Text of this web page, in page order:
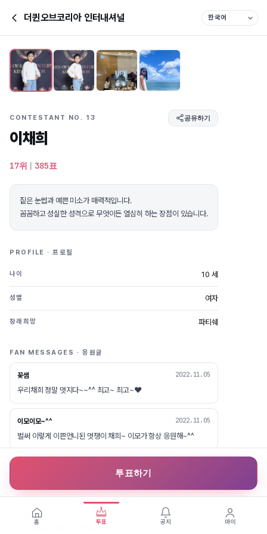
더퀸오브코리아 인터내셔널
CONTESTANT NO. 13 공유하기
이채희
17위 | 385표
짙은 눈썹과 예쁜 미소가 매력적입니다.
꼼꼼하고 성실한 성격으로 무엇이든 열심히 하는 장점이 있습니다.
PROFILE · 프로필
나이 10 세
성별 여자
장래희망 파티쉐
FAN MESSAGES · 응원글
꽃샘 2022.11.05
우리채희 정말 멋지다~~^^ 최고~ 최고~❤️
이모이모~^^ 2022.11.05
벌써 이렇게 이쁜언니된 멋쟁이 채희~ 이모가 항상 응원해~^^
코코엄마
항상 사랑스러운 채희를 응원해!!
투표하기
홈 투표 공지 마이